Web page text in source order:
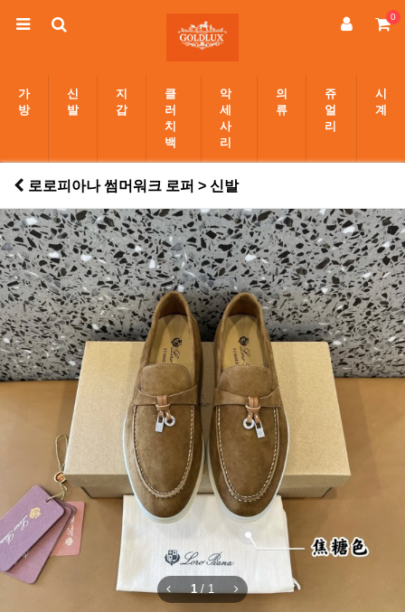
0
가
방
신
발
지
갑
클
러
치
백
악
세
사
리
의
류
쥬
얼
리
시
계
로로피아나 썸머워크 로퍼 > 신발
1 / 1